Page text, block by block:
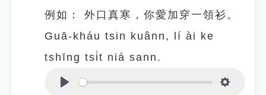
例如：
外口真寒，你愛加穿一領衫。
Guā-kháu tsin kuânn, lí ài ke
tshīng tsi̍t niá sann.